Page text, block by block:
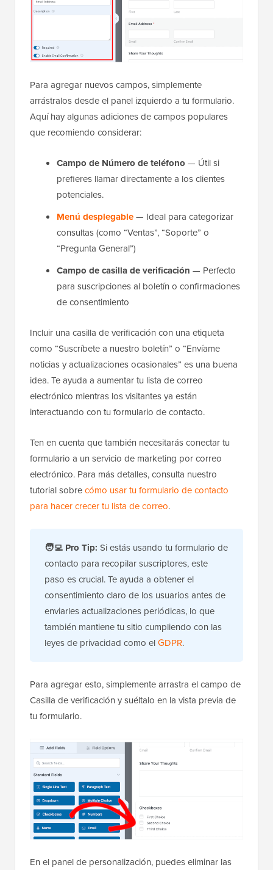
Para agregar nuevos campos, simplemente
arrástralos desde el panel izquierdo a tu formulario.
Aquí hay algunas adiciones de campos populares
que recomiendo considerar:
Campo de Número de teléfono — Útil si
prefieres llamar directamente a los clientes
potenciales.
Menú desplegable— Ideal para categorizar
consultas (como “Ventas”, “Soporte” o
“Pregunta General”)
Campo de casilla de verificación — Perfecto
para suscripciones al boletín o confirmaciones
de consentimiento
Incluir una casilla de verificación con una etiqueta
como “Suscríbete a nuestro boletín” o “Envíame
noticias y actualizaciones ocasionales” es una buena
idea. Te ayuda a aumentar tu lista de correo
electrónico mientras los visitantes ya están
interactuando con tu formulario de contacto.
Ten en cuenta que también necesitarás conectar tu
formulario a un servicio de marketing por correo
electrónico. Para más detalles, consulta nuestro
tutorial sobrecómo usar tu formulario de contacto
para hacer crecer tu lista de correo.
🧑‍💻 Pro Tip: Si estás usando tu formulario de
contacto para recopilar suscriptores, este
paso es crucial. Te ayuda a obtener el
consentimiento claro de los usuarios antes de
enviarles actualizaciones periódicas, lo que
también mantiene tu sitio cumpliendo con las
leyes de privacidad como elGDPR.
Para agregar esto, simplemente arrastra el campo de
Casilla de verificación y suéltalo en la vista previa de
tu formulario.
En el panel de personalización, puedes eliminar las